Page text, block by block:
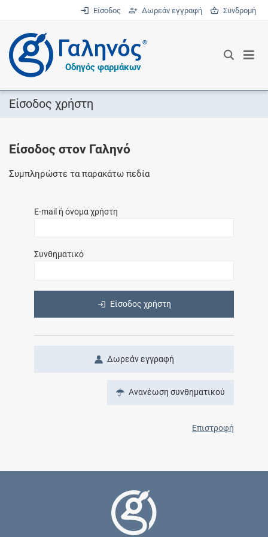
Είσοδος Δωρεάν εγγραφή Συνδρομή
®
Οδηγός φαρμάκων
Είσοδος χρήστη
Είσοδος στον Γαληνό
Συμπληρώστε τα παρακάτω πεδία
E-mail ή όνομα χρήστη
Συνθηματικό
Είσοδος χρήστη
Δωρεάν εγγραφή
Ανανέωση συνθηματικού
Επιστροφή